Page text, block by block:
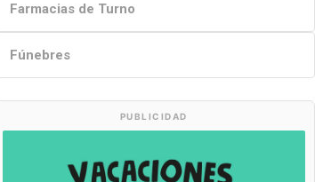
Farmacias de Turno
Fúnebres
PUBLICIDAD